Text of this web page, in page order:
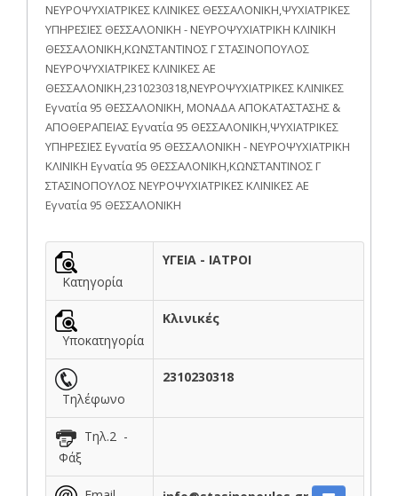
ΝΕΥΡΟΨΥΧΙΑΤΡΙΚΕΣ ΚΛΙΝΙΚΕΣ ΘΕΣΣΑΛΟΝΙΚΗ,ΨΥΧΙΑΤΡΙΚΕΣ
ΥΠΗΡΕΣΙΕΣ ΘΕΣΣΑΛΟΝΙΚΗ - ΝΕΥΡΟΨΥΧΙΑΤΡΙΚΗ ΚΛΙΝΙΚΗ
ΘΕΣΣΑΛΟΝΙΚΗ,ΚΩΝΣΤΑΝΤΙΝΟΣ Γ ΣΤΑΣΙΝΟΠΟΥΛΟΣ
ΝΕΥΡΟΨΥΧΙΑΤΡΙΚΕΣ ΚΛΙΝΙΚΕΣ ΑΕ
ΘΕΣΣΑΛΟΝΙΚΗ,2310230318,ΝΕΥΡΟΨΥΧΙΑΤΡΙΚΕΣ ΚΛΙΝΙΚΕΣ
Εγνατία 95 ΘΕΣΣΑΛΟΝΙΚΗ, ΜΟΝΑΔΑ ΑΠΟΚΑΤΑΣΤΑΣΗΣ &
ΑΠΟΘΕΡΑΠΕΙΑΣ Εγνατία 95 ΘΕΣΣΑΛΟΝΙΚΗ,ΨΥΧΙΑΤΡΙΚΕΣ
ΥΠΗΡΕΣΙΕΣ Εγνατία 95 ΘΕΣΣΑΛΟΝΙΚΗ - ΝΕΥΡΟΨΥΧΙΑΤΡΙΚΗ
ΚΛΙΝΙΚΗ Εγνατία 95 ΘΕΣΣΑΛΟΝΙΚΗ,ΚΩΝΣΤΑΝΤΙΝΟΣ Γ
ΣΤΑΣΙΝΟΠΟΥΛΟΣ ΝΕΥΡΟΨΥΧΙΑΤΡΙΚΕΣ ΚΛΙΝΙΚΕΣ ΑΕ
Εγνατία 95 ΘΕΣΣΑΛΟΝΙΚΗ
Κατηγορία
ΥΓΕΙΑ - ΙΑΤΡΟΙ
Υποκατηγορία
Κλινικές
Τηλέφωνο
2310230318
Τηλ.2 -
Φάξ